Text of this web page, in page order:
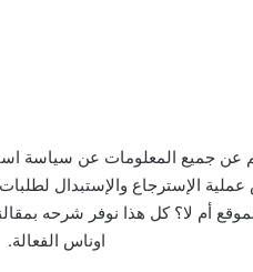
الإسترجاع والإستبدال
أم لا؟ كل هذا نوفر شرحه
اوناس الفعالة.